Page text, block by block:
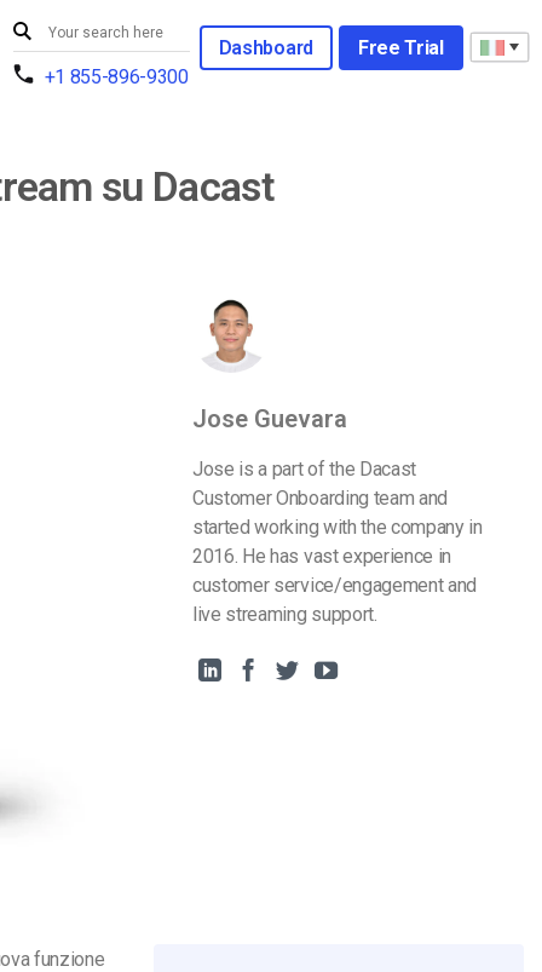
+1 855-896-9300
Dashboard Free Trial
su Dacast
Jose Guevara
Jose is a part of the Dacast
Customer Onboarding team and
started working with the company in
2016. He has vast experience in
customer service/engagement and
live streaming support.
funzione